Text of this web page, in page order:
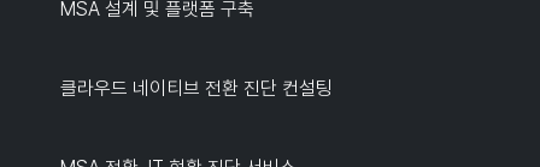
MSA 설계 및 플랫폼 구축
클라우드 네이티브 전환 진단 컨설팅